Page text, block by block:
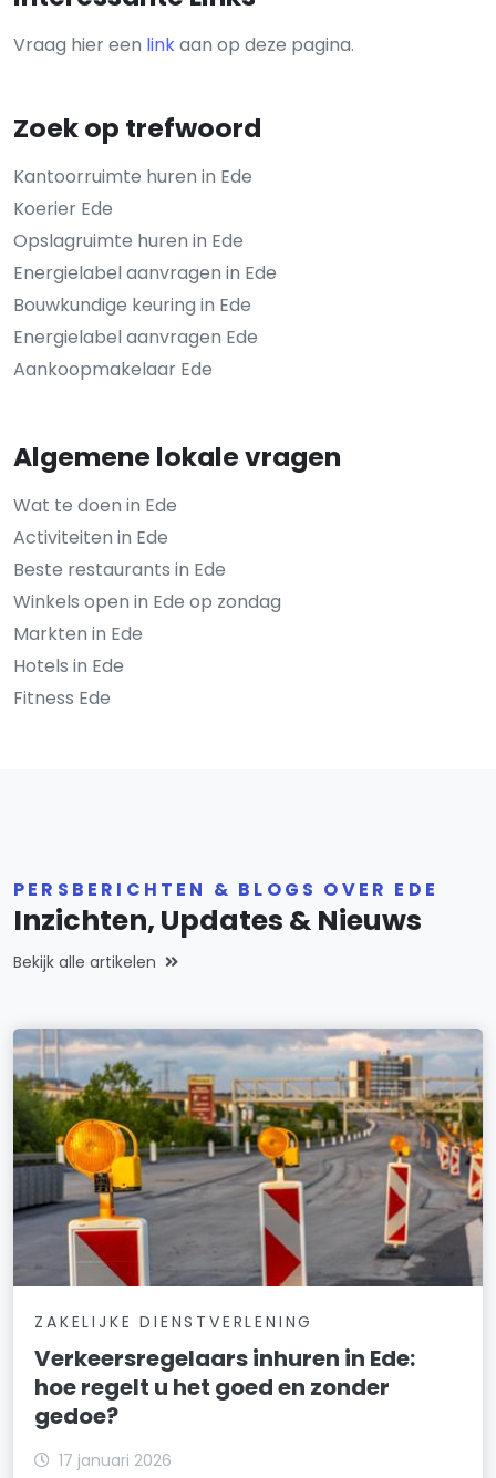
Vraag hier een linkaan op deze pagina.
Zoek op trefwoord
Kantoorruimte huren in Ede
Koerier Ede
Opslagruimte huren in Ede
Energielabel aanvragen in Ede
Bouwkundige keuring in Ede
Energielabel aanvragen Ede
Aankoopmakelaar Ede
Algemene lokale vragen
Wat te doen in Ede
Activiteiten in Ede
Beste restaurants in Ede
Winkels open in Ede op zondag
Markten in Ede
Hotels in Ede
Fitness Ede
PERSBERICHTEN & BLOGS OVER EDE
Inzichten, Updates & Nieuws
Bekijk alle artikelen
ZAKELIJKE DIENSTVERLENING
Verkeersregelaars inhuren in Ede:
hoe regelt u het goed en zonder
gedoe?
17 januari 2026